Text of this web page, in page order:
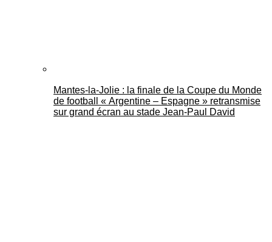
Mantes-la-Jolie : la finale de la Coupe du Monde
de football « Argentine – Espagne » retransmise
sur grand écran au stade Jean-Paul David